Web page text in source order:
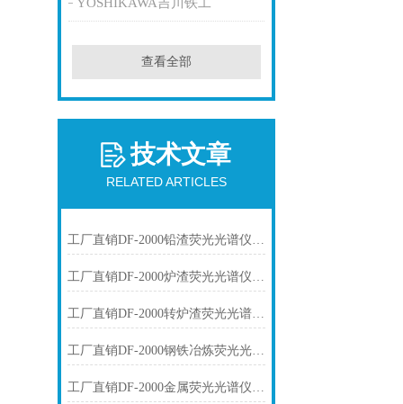
查看全部
技术文章
RELATED ARTICLES
工厂直销DF-2000铅渣荧光光谱仪技术参数
工厂直销DF-2000炉渣荧光光谱仪技术参数
工厂直销DF-2000转炉渣荧光光谱仪技术参数
工厂直销DF-2000钢铁冶炼荧光光谱仪技术参数
工厂直销DF-2000金属荧光光谱仪技术参数